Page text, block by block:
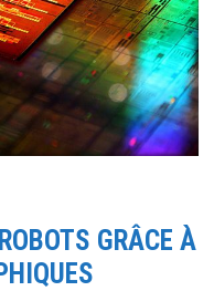
GRÂCE À